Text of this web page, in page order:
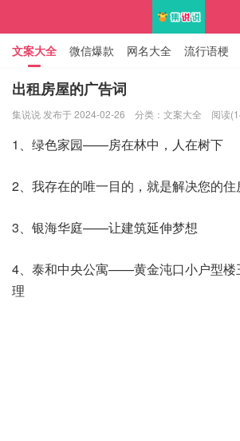
文案大全 微信爆款 网名大全 流行语梗
知识大全
出租房屋的广告词
集说说 发布于 2024-02-26 分类： 文案大全 阅读
1、绿色家园——房在林中，人在树下
2、我存在的唯一目的，就是解决您的住
3、银海华庭——让建筑延伸梦想
4、泰和中央公寓——黄金沌口小户型楼
理